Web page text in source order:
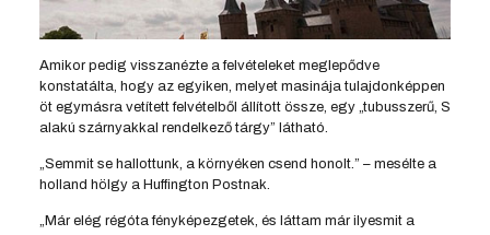
Amikor pedig visszanézte a felvételeket meglepődve
konstatálta, hogy az egyiken, melyet masinája tulajdonképpen
öt egymásra vetített felvételből állított össze, egy „tubusszerű, S
alakú szárnyakkal rendelkező tárgy” látható.
„Semmit se hallottunk, a környéken csend honolt.” – mesélte a
holland hölgy a Huffington Postnak.
„Már elég régóta fényképezgetek, és láttam már ilyesmit a